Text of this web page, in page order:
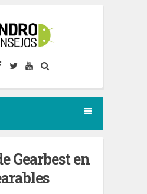
Gearbest en